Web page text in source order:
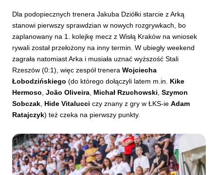
Dla podopiecznych trenera Jakuba Dziółki starcie z Arką
stanowi pierwszy sprawdzian w nowych rozgrywkach, bo
zaplanowany na 1. kolejkę mecz z Wisłą Kraków na wniosek
rywali został przełożony na inny termin. W ubiegły weekend
zagrała natomiast Arka i musiała uznać wyższość Stali
Rzeszów (0:1), więc zespół trenera Wojciecha
Łobodzińskiego (do którego dołączyli latem m.in. Kike
Hermoso, João Oliveira, Michał Rzuchowski, Szymon
Sobczak, Hide Vitalucci czy znany z gry w ŁKS-ie Adam
Ratajczyk) też czeka na pierwszy punkty.